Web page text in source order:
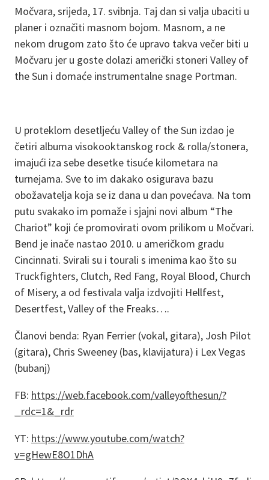
Močvara, srijeda, 17. svibnja. Taj dan si valja ubaciti u
planer i označiti masnom bojom. Masnom, a ne
nekom drugom zato što će upravo takva večer biti u
Močvaru jer u goste dolazi američki stoneri Valley of
the Sun i domaće instrumentalne snage Portman.
U proteklom desetljeću Valley of the Sun izdao je
četiri albuma visokooktanskog rock & rolla/stonera,
imajući iza sebe desetke tisuće kilometara na
turnejama. Sve to im dakako osigurava bazu
obožavatelja koja se iz dana u dan povećava. Na tom
putu svakako im pomaže i sjajni novi album “The
Chariot” koji će promovirati ovom prilikom u Močvari.
Bend je inače nastao 2010. u američkom gradu
Cincinnati. Svirali su i tourali s imenima kao što su
Truckfighters, Clutch, Red Fang, Royal Blood, Church
of Misery, a od festivala valja izdvojiti Hellfest,
Desertfest, Valley of the Freaks….
Članovi benda: Ryan Ferrier (vokal, gitara), Josh Pilot
(gitara), Chris Sweeney (bas, klavijatura) i Lex Vegas
(bubanj)
FB: https://web.facebook.com/valleyofthesun/?
_rdc=1&_rdr
YT: https://www.youtube.com/watch?
v=gHewE8O1DhA